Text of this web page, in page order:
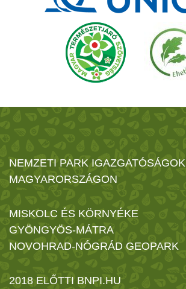
NEMZETI PARK IGAZGATÓSÁGOK
MAGYARORSZÁGON
MISKOLC ÉS KÖRNYÉKE
GYÖNGYÖS-MÁTRA
NOVOHRAD-NÓGRÁD GEOPARK
2018 ELŐTTI BNPI.HU